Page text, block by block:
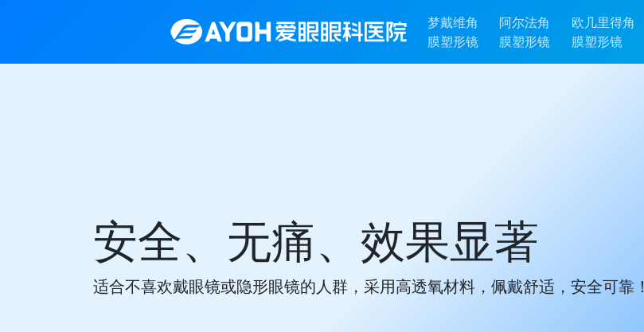
梦戴维角
膜塑形镜
阿尔法角
膜塑形镜
欧几里得角
膜塑形镜
安全、无痛、效果显著
适合不喜欢戴眼镜或隐形眼镜的人群，采用高透氧材料，佩戴舒适，安全可靠！